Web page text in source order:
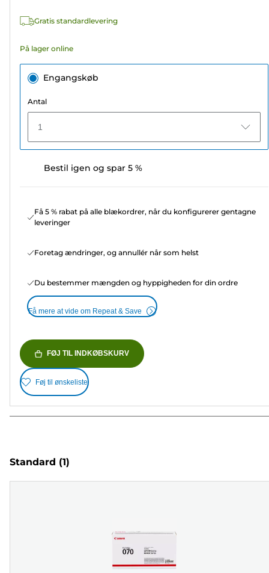
Gratis standardlevering
På lager online
Engangskøb
Antal
1
Bestil igen og spar 5 %
Få 5 % rabat på alle blækordrer, når du konfigurerer gentagne
leveringer
Foretag ændringer, og annullér når som helst
Du bestemmer mængden og hyppigheden for din ordre
Få mere at vide om Repeat & Save
FØJ TIL INDKØBSKURV
Føj til ønskeliste
Standard (1)